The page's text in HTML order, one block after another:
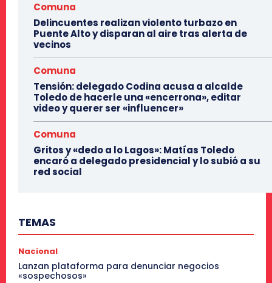
Comuna
Delincuentes realizan violento turbazo en
Puente Alto y disparan al aire tras alerta de
vecinos
Comuna
Tensión: delegado Codina acusa a alcalde
Toledo de hacerle una «encerrona», editar
video y querer ser «influencer»
Comuna
Gritos y «dedo a lo Lagos»: Matías Toledo
encaró a delegado presidencial y lo subió a su
red social
TEMAS
Nacional
Lanzan plataforma para denunciar negocios
«sospechosos»